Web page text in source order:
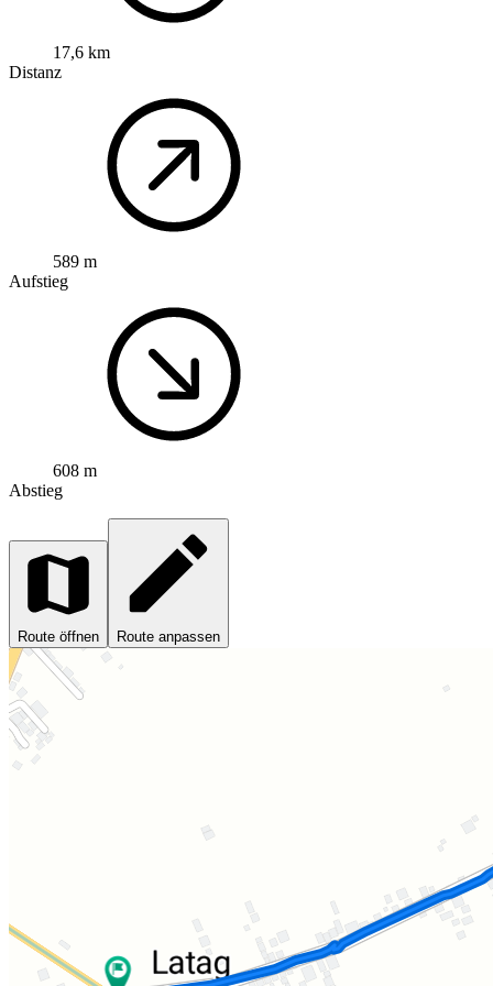
17,6 km
Distanz
589 m
Aufstieg
608 m
Abstieg
Route öffnen Route anpassen